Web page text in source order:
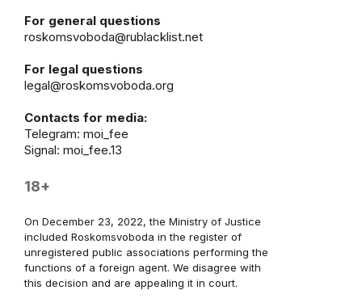
For general questions
roskomsvoboda@rublacklist.net
For legal questions
legal@roskomsvoboda.org
Contacts for media:
Telegram: moi_fee
Signal: moi_fee.13
18+
On December 23, 2022, the Ministry of Justice
included Roskomsvoboda in the register of
unregistered public associations performing the
functions of a foreign agent. We disagree with
this decision and are appealing it in court.